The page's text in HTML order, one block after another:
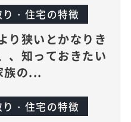
り・住宅の特徴
り狭いとかなりき
、知っておきたい
族の...
り・住宅の特徴